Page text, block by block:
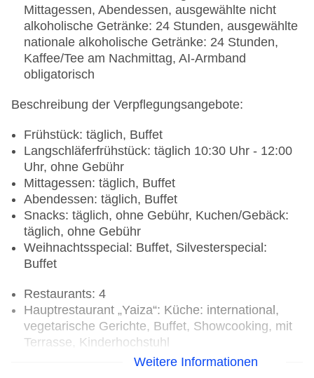
Mittagessen, Abendessen, ausgewählte nicht
alkoholische Getränke: 24 Stunden, ausgewählte
nationale alkoholische Getränke: 24 Stunden,
Kaffee/Tee am Nachmittag, AI-Armband
obligatorisch
Beschreibung der Verpflegungsangebote:
Frühstück: täglich, Buffet
Langschläferfrühstück: täglich 10:30 Uhr - 12:00
Uhr, ohne Gebühr
Mittagessen: täglich, Buffet
Abendessen: täglich, Buffet
Snacks: täglich, ohne Gebühr, Kuchen/Gebäck:
täglich, ohne Gebühr
Weihnachtsspecial: Buffet, Silvesterspecial:
Buffet
Restaurants: 4
Hauptrestaurant „Yaiza“: Küche: international,
vegetarische Gerichte, Buffet, Showcooking, mit
Terrasse, Kinderhochstuhl
Spezialitätenrestaurant „Mandalay“: Küche:
Weitere Informationen